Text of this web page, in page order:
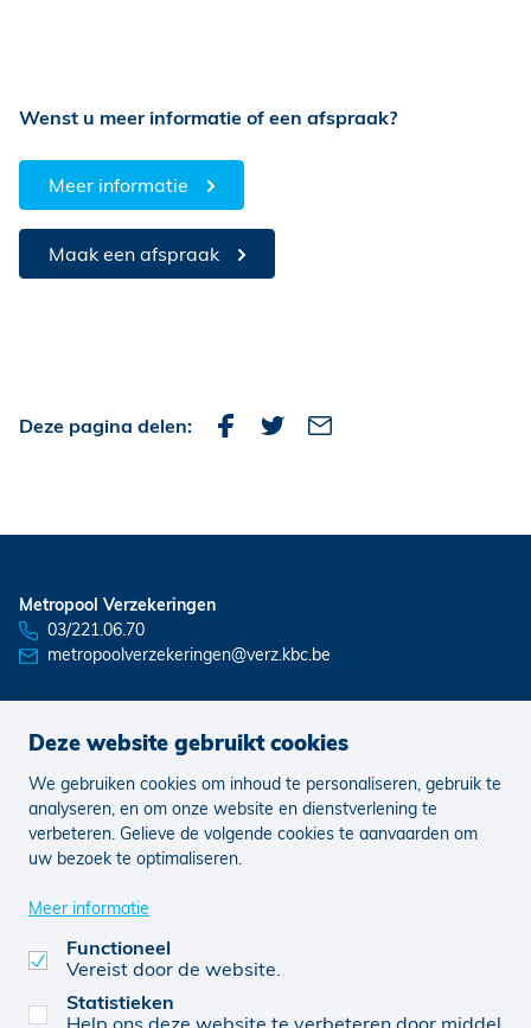
Wenst u meer informatie of een afspraak?
Meer informatie
Maak een afspraak
Deze pagina delen:
Metropool Verzekeringen
03/221.06.70
metropoolverzekeringen@verz.kbc.be
Nieuws Vacatures
Juridisch Klachten Cookie voorkeuren aanpassen
0466539712
Deze website gebruikt cookies
We gebruiken cookies om inhoud te personaliseren, gebruik te
analyseren, en om onze website en dienstverlening te
verbeteren. Gelieve de volgende cookies te aanvaarden om
uw bezoek te optimaliseren.
Meer informatie
Functioneel
Vereist door de website.
Statistieken
Help ons deze website te verbeteren door middel